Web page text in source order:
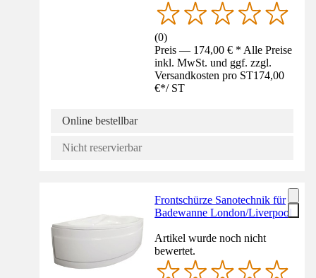
(0)
Preis — 174,00 € * Alle Preise
inkl. MwSt. und ggf. zzgl.
Versandkosten pro ST174,00
€*/ ST
Online bestellbar
Nicht reservierbar
Frontschürze Sanotechnik für
Badewanne London/Liverpool
Artikel wurde noch nicht
bewertet.